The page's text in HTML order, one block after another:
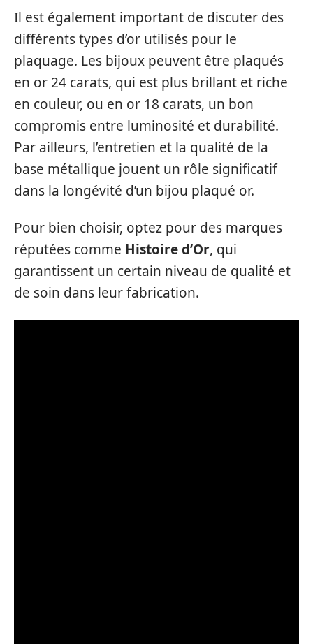
Il est également important de discuter des
différents types d’or utilisés pour le
plaquage. Les bijoux peuvent être plaqués
en or 24 carats, qui est plus brillant et riche
en couleur, ou en or 18 carats, un bon
compromis entre luminosité et durabilité.
Par ailleurs, l’entretien et la qualité de la
base métallique jouent un rôle significatif
dans la longévité d’un bijou plaqué or.
Pour bien choisir, optez pour des marques
réputées comme Histoire d’Or, qui
garantissent un certain niveau de qualité et
de soin dans leur fabrication.